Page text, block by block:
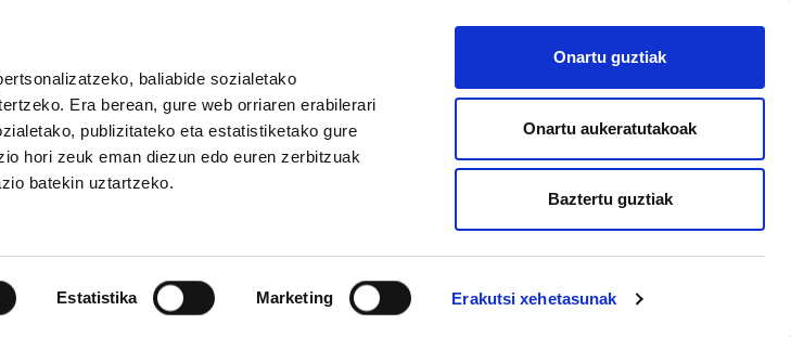
baliabide sozialetako
Era berean, gure web orriaren erabilerari
publizitateko eta estatistiketako gure
hori zeuk eman diezun edo euren zerbitzuak
batekin uztartzeko.
Estatistika Marketing Erakutsi xehetasunak
Onartu guztiak
Onartu aukeratutakoak
Baztertu guztiak
AFILIATU
FUNDAZIOA
hitzarmena salatu du ELAk